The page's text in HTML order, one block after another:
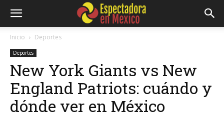
Inicio Deportes
Deportes
New York Giants vs New
England Patriots: cuándo y
dónde ver en México